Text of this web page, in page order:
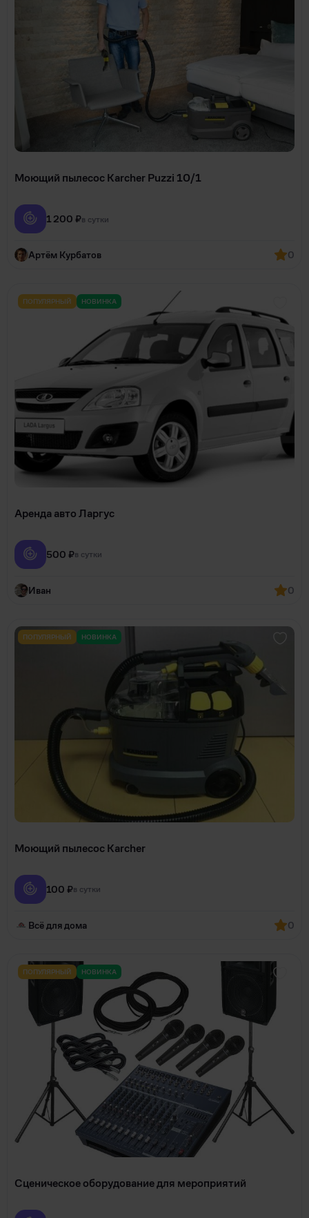
Моющий пылесос Karcher Puzzi 10/1
1 200 ₽в сутки
Артём Курбатов 0
ПОПУЛЯРНЫЙ НОВИНКА
Аренда авто Ларгус
500 ₽в сутки
Иван 0
ПОПУЛЯРНЫЙ НОВИНКА
Моющий пылесос Karcher
100 ₽в сутки
Всё для дома 0
ПОПУЛЯРНЫЙ НОВИНКА
Сценическое оборудование для мероприятий